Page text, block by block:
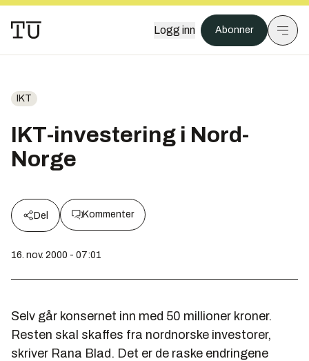
Logg inn Abonner
IKT
IKT-investering i Nord-
Norge
Del Kommenter
16. nov. 2000 - 07:01
Selv går konsernet inn med 50 millioner kroner.
Resten skal skaffes fra nordnorske investorer,
skriver Rana Blad. Det er de raske endringene